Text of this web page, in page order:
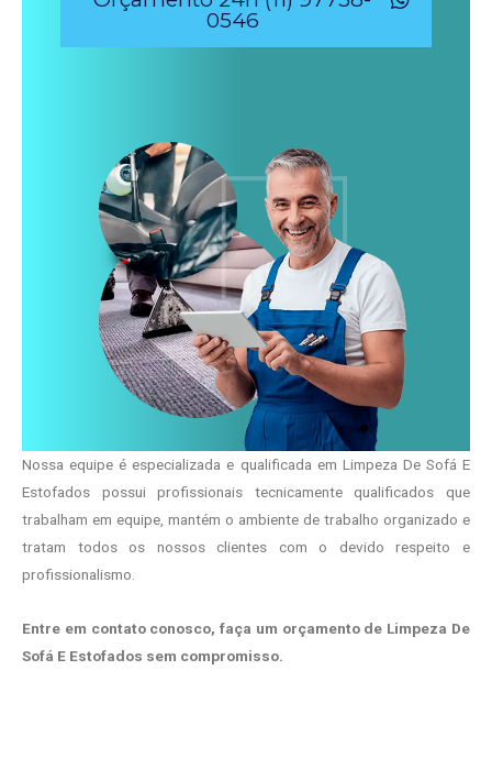
0546
Nossa equipe é especializada e qualificada em Limpeza De Sofá E
Estofados possui profissionais tecnicamente qualificados que
trabalham em equipe, mantém o ambiente de trabalho organizado e
tratam todos os nossos clientes com o devido respeito e
profissionalismo.
Entre em contato conosco, faça um orçamento de Limpeza De
Sofá E Estofados sem compromisso.